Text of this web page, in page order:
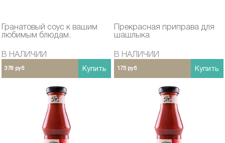
Гранатовый соус к вашим
любимым блюдам.
В НАЛИЧИИ
378 руб Купить
Прекрасная приправа для
шашлыка
В НАЛИЧИИ
175 руб Купить